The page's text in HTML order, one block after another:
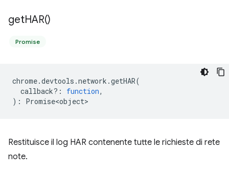
getHAR()
Promise
chrome.devtools .network .getHAR(
callback? : function,
) : Promise<object>
Restituisce il log HAR contenente tutte le richieste di rete
note.